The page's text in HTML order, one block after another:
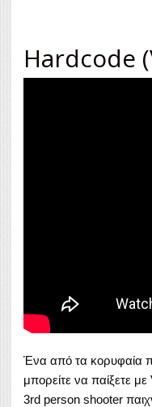
Hardcode
Ένα από τα κορυφαία
μπορείτε να παίξετε
3rd person shooter